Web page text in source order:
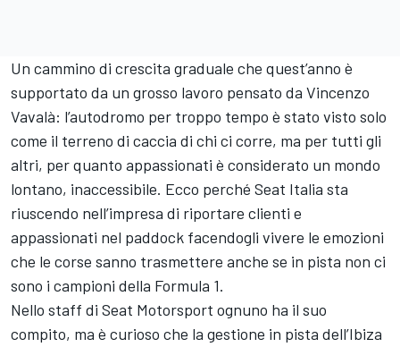
Un cammino di crescita graduale che quest’anno è
supportato da un grosso lavoro pensato da Vincenzo
Vavalà: l’autodromo per troppo tempo è stato visto solo
come il terreno di caccia di chi ci corre, ma per tutti gli
altri, per quanto appassionati è considerato un mondo
lontano, inaccessibile. Ecco perché Seat Italia sta
riuscendo nell’impresa di riportare clienti e
appassionati nel paddock facendogli vivere le emozioni
che le corse sanno trasmettere anche se in pista non ci
sono i campioni della Formula 1.
Nello staff di Seat Motorsport ognuno ha il suo
compito, ma è curioso che la gestione in pista dell’Ibiza